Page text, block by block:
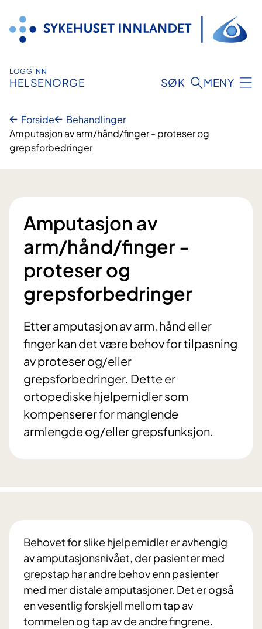
innhold
LOGG INN
HELSENORGE SØK MENY
Forside
Behandlinger
Amputasjon av arm/hånd/finger - proteser og
grepsforbedringer
Amputasjon av
arm/hånd/finger -
proteser og
grepsforbedringer
Etter amputasjon av arm, hånd eller
finger kan det være behov for tilpasning
av proteser og/eller
grepsforbedringer. Dette er
ortopediske hjelpemidler som
kompenserer for manglende
armlengde og/eller grepsfunksjon.
Behovet for slike hjelpemidler er avhengig
av amputasjonsnivået, der pasienter med
grepstap har andre behov enn pasienter
med mer distale amputasjoner. Det er også
en vesentlig forskjell mellom tap av
tommelen og tap av de andre fingrene.